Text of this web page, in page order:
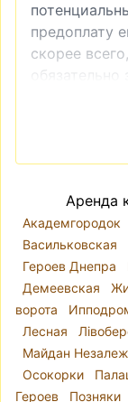
предоплату
скорее
если вы
квартиру,
признаком
Киев
делит город
Оболонский,
Дарницкий,
левом.
квартиры
Аренда
Академгородок
Васильковская
Героев Днепра
Демеевская
ворота
Лесная
Майдан
Осокорки
Героев
Позняки